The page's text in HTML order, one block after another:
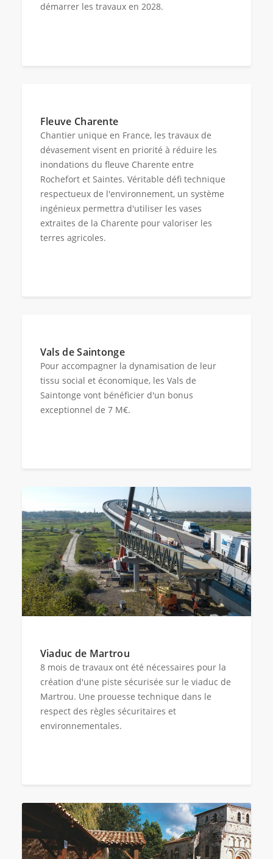
démarrer les travaux en 2028.
Fleuve Charente
Chantier unique en France, les travaux de
dévasement visent en priorité à réduire les
inondations du fleuve Charente entre
Rochefort et Saintes. Véritable défi technique
respectueux de l'environnement, un système
ingénieux permettra d'utiliser les vases
extraites de la Charente pour valoriser les
terres agricoles.
Vals de Saintonge
Pour accompagner la dynamisation de leur
tissu social et économique, les Vals de
Saintonge vont bénéficier d'un bonus
exceptionnel de 7 M€.
Viaduc de Martrou
8 mois de travaux ont été nécessaires pour la
création d'une piste sécurisée sur le viaduc de
Martrou. Une prouesse technique dans le
respect des règles sécuritaires et
environnementales.